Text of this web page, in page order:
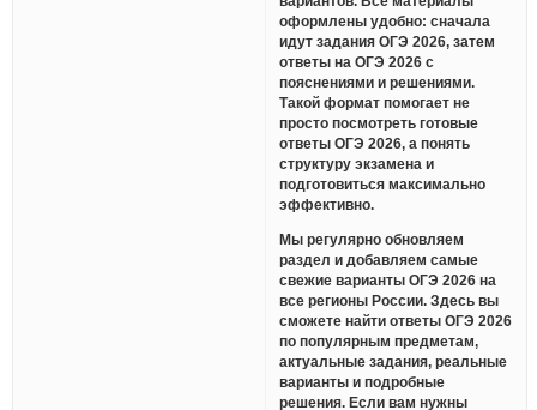
оформлены удобно: сначала
идут задания ОГЭ 2026, затем
ответы на ОГЭ 2026 с
пояснениями и решениями.
Такой формат помогает не
просто посмотреть готовые
ответы ОГЭ 2026, а понять
структуру экзамена и
подготовиться максимально
эффективно.
Мы регулярно обновляем
раздел и добавляем самые
свежие варианты ОГЭ 2026 на
все регионы России. Здесь вы
сможете найти ответы ОГЭ 2026
по популярным предметам,
актуальные задания, реальные
варианты и подробные
решения. Если вам нужны